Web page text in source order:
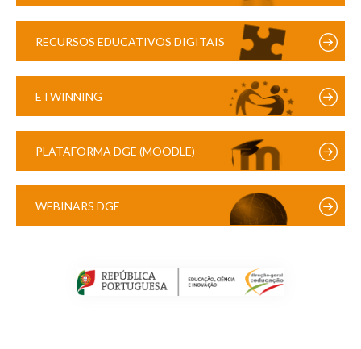
RECURSOS EDUCATIVOS DIGITAIS
ETWINNING
PLATAFORMA DGE (MOODLE)
WEBINARS DGE